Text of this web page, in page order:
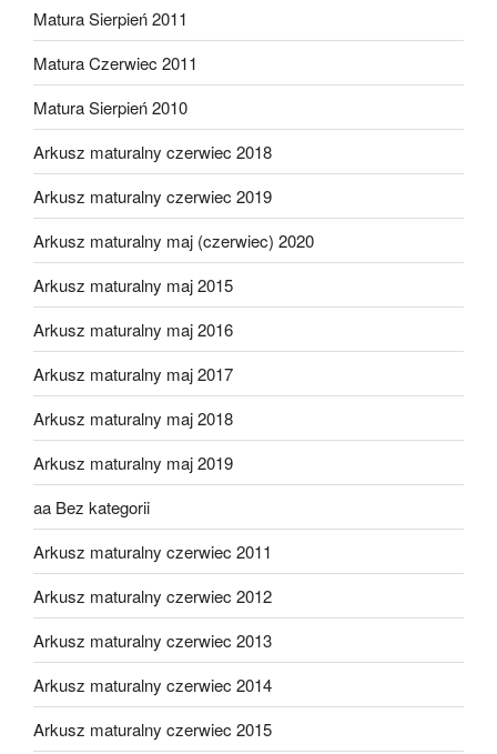
Matura Sierpień 2011
Matura Czerwiec 2011
Matura Sierpień 2010
Arkusz maturalny czerwiec 2018
Arkusz maturalny czerwiec 2019
Arkusz maturalny maj (czerwiec) 2020
Arkusz maturalny maj 2015
Arkusz maturalny maj 2016
Arkusz maturalny maj 2017
Arkusz maturalny maj 2018
Arkusz maturalny maj 2019
aa Bez kategorii
Arkusz maturalny czerwiec 2011
Arkusz maturalny czerwiec 2012
Arkusz maturalny czerwiec 2013
Arkusz maturalny czerwiec 2014
Arkusz maturalny czerwiec 2015